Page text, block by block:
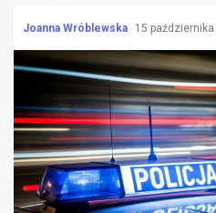
Joanna Wróblewska 15